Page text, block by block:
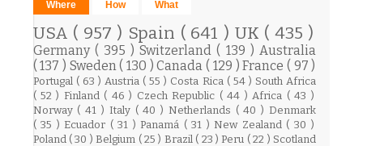
Where How What
USA ( 957 ) Spain ( 641 ) UK ( 435 )
Germany ( 395 )Switzerland( 139 )Australia
( 137 ) Sweden( 130 )Canada( 129 )France ( 97 )
Portugal ( 63 ) Austria ( 55 ) Costa Rica ( 54 ) South Africa
( 52 ) Finland ( 46 ) Czech Republic ( 44 )Africa ( 43 )
Norway ( 41 ) Italy ( 40 ) Netherlands ( 40 ) Denmark
( 35 ) Ecuador ( 31 ) Panamá ( 31 ) New Zealand ( 30 )
Poland ( 30 ) Belgium ( 25 ) Brazil ( 23 ) Peru ( 22 ) Scotland